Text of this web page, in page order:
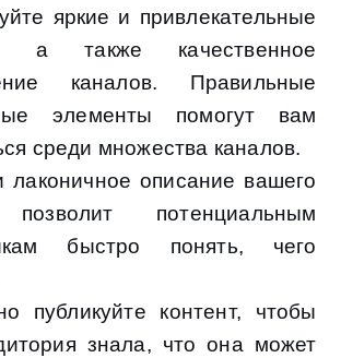
яркие и привлекательные
а также качественное
каналов. Правильные
элементы помогут вам
среди множества каналов.
лаконичное описание вашего
потенциальным
быстро понять, чего
публикуйте контент, чтобы
знала, что она может